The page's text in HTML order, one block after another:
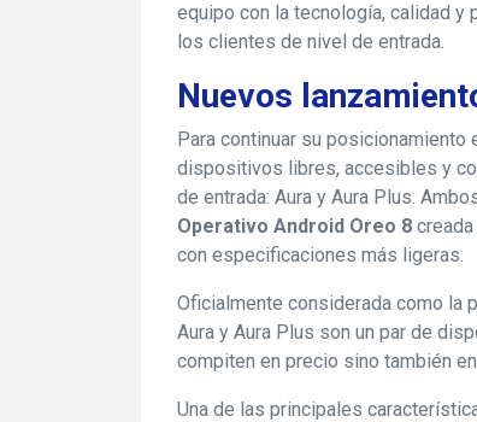
equipo con la tecnología, calidad
los clientes de nivel de entrada.
Nuevos
Para continuar su posicionamiento
dispositivos libres, accesibles y
de entrada: Aura y Aura Plus.
Operativo Android Oreo 8
con especificaciones más ligeras.
Oficialmente considerada como la
Aura y Aura Plus son un par de
compiten en precio sino también
Una de las principales